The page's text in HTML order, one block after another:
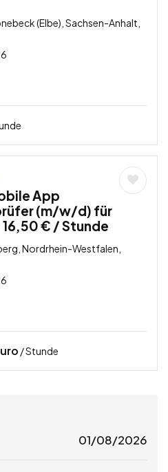
(Elbe), Sachsen-Anhalt,
App
(m/w/d) für
€ / Stunde
Nordrhein-Westfalen,
/ Stunde
01/08/2026